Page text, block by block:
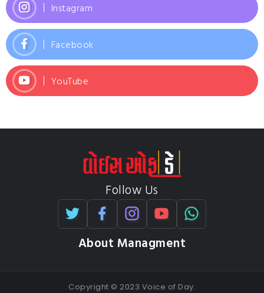
Instagram
Facebook
YouTube
Follow Us
About Managment
Copyright © 2023 Voice of Day.